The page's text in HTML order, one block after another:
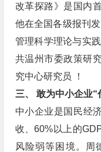
改革探路》是国内
他在全国各级报刊
管理科学理论与实
共温州市委政策研
究中心研究员 ！
三、 敢为中小企业
中小企业是国民经
收、60%以上的
风险弱等困境。周